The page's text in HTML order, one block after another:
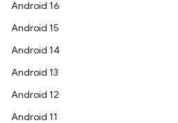
Android 16
Android 15
Android 14
Android 13
Android 12
Android 11